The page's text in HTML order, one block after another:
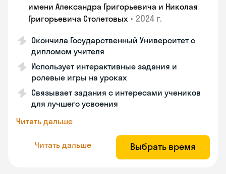
имени Александра Григорьевича и Николая
Григорьевича Столетовых • 2024 г.
Окончила Государственный Университет с
дипломом учителя
Использует интерактивные задания и
ролевые игры на уроках
Связывает задания с интересами учеников
для лучшего усвоения
Читать дальше
Читать дальше Выбрать время